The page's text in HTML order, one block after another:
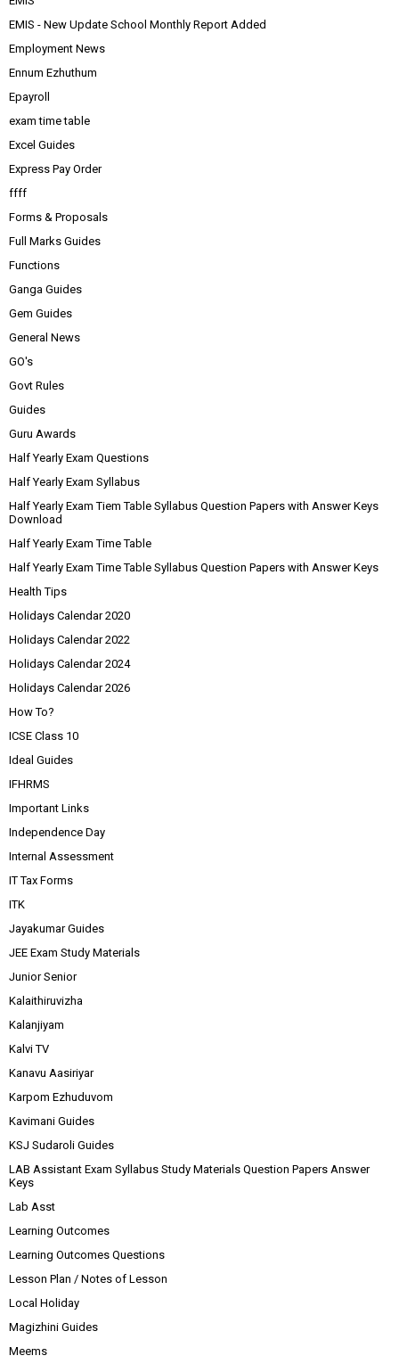
EMIS - New Update School Monthly Report Added
Employment News
Ennum Ezhuthum
Epayroll
exam time table
Excel Guides
Express Pay Order
ffff
Forms & Proposals
Full Marks Guides
Functions
Ganga Guides
Gem Guides
General News
GO's
Govt Rules
Guides
Guru Awards
Half Yearly Exam Questions
Half Yearly Exam Syllabus
Half Yearly Exam Tiem Table Syllabus Question Papers with Answer Keys
Download
Half Yearly Exam Time Table
Half Yearly Exam Time Table Syllabus Question Papers with Answer Keys
Health Tips
Holidays Calendar 2020
Holidays Calendar 2022
Holidays Calendar 2024
Holidays Calendar 2026
How To?
ICSE Class 10
Ideal Guides
IFHRMS
Important Links
Independence Day
Internal Assessment
IT Tax Forms
ITK
Jayakumar Guides
JEE Exam Study Materials
Junior Senior
Kalaithiruvizha
Kalanjiyam
Kalvi TV
Kanavu Aasiriyar
Karpom Ezhuduvom
Kavimani Guides
KSJ Sudaroli Guides
LAB Assistant Exam Syllabus Study Materials Question Papers Answer
Keys
Lab Asst
Learning Outcomes
Learning Outcomes Questions
Lesson Plan / Notes of Lesson
Local Holiday
Magizhini Guides
Meems